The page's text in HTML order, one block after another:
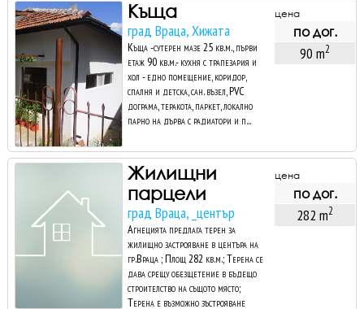
Къща
град Враца, Хижата
Къща -сутерен мазе 25 кв.м., първи
етаж 90 кв.м.- кухня с трапезария и
хол - едно помещение, коридор,
спалня и детска, сан. възел, PVC
дограма, теракота, паркет, локално
парно на дърва с радиатори и п...
цена
по дог.
90 m2
Жилищни
парцели
град Враца, _център
Агнецията предлага терен за
жилищно застрояване в центъра на
гр.Враца ; Площ 282 кв.м.; Терена се
дава срещу обезщетение в бъдещо
строителство на същото място;
Терена е възможно зъстрояване
цена
по дог.
282 m2